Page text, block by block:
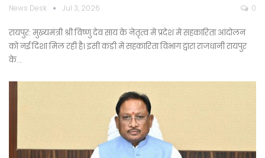
News Desk Jul 3, 2026 0
रायपुर: मुख्यमंत्री श्री विष्णु देव साय के नेतृत्व में प्रदेश में सहकारिता आंदोलन
को नई दिशा मिल रही है। इसी कड़ी में सहकारिता विभाग द्वारा राजधानी रायपुर
के…